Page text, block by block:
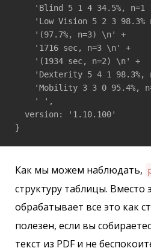
'Blind 5 1 4 34.5%, n=1
'Low Vision 5 2 3 98.3%
    '(97.7%, n=3) \n' +
    '1716 sec, n=3 \n' +
    '(1934 sec, n=2) \n' +
'Dexterity 5 4 1 98.3%,
'Mobility 3 3 0 95.4%,
    ' ',
  version: '1.10.100'
}
Как мы можем наблюдать,
структуру таблицы. Вместо
обрабатывает все это как
полезен, если вы
текст из PDF и не